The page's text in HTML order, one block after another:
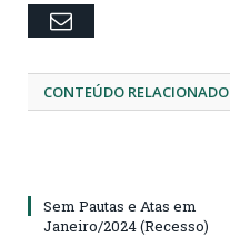
Email
CONTEÚDO RELACIONADO
Sem Pautas e Atas em
Janeiro/2024 (Recesso)